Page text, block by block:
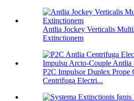
Antlia Jockey Verticalis
Extinctionem
P2C Impulsor Duplex Prope
Centrifuga Electri...